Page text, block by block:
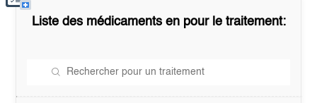
Liste des médicaments en pour le traitement: